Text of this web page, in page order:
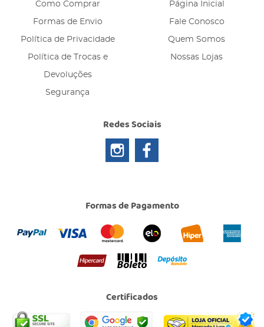
Como Comprar
Formas de Envio
Política de Privacidade
Política de Trocas e
Devoluções
Segurança
Página Inicial
Fale Conosco
Quem Somos
Nossas Lojas
Redes Sociais
Formas de Pagamento
Certificados